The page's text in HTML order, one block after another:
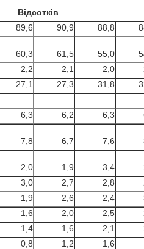
Відсотків
89,6 90,9 88,8
60,3 61,5 55,0
2,2 2,1 2,0
27,1 27,3 31,8
6,3 6,2 6,3
7,8 6,7 7,6
2,0 1,9 3,4
3,0 2,7 2,8
1,9 2,6 2,4
1,6 2,0 2,5
1,4 1,6 2,1
0,8 1,2 1,6